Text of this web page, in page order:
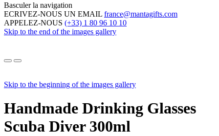
Basculer la navigation
ECRIVEZ-NOUS UN EMAIL france@mantagifts.com
APPELEZ-NOUS (+33) 1 80 96 10 10
Skip to the end of the images gallery
Skip to the beginning of the images gallery
Handmade Drinking Glasses
Scuba Diver 300ml